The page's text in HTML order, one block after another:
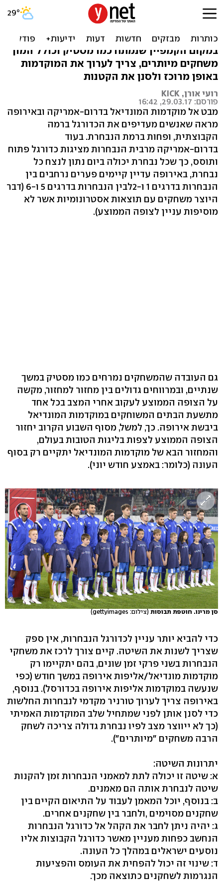
כך אופ"א תהפוך את משחקי
המוקדמות למעניינים
במקום הקמפיין שנמתח כמו מסטיק וכולל המון
משחקים מיותרים, צריך לערוך את המוקדמות
באופן מרוכז ולסנן את הקטנות
רועי אורן, KICK
פורסם: 29.03.17, 16:42
מבט אל מוקדמות המונדיאל בדרום-אמריקה ובאירופה
מראה שאנשים מעדיפים את הכדורגל ברמה
הקבוצתית, ופחות ברמת הנבחרת. בעוד
בדרום-אמריקה מרבית הנבחרות מציגות כדורגל פתוח
ותוסס, כך שכל נבחרת יכולה ביום נתון לנצח כל
נבחרת, באירופה עדיין קיימים פערים נרחבים בין
הנבחרות בדרגים 1 ו-2לבין הנבחרות בדרגים 5 ו-6 (דבר
היוצר משחקים עם תוצאות אסטרונומיות אשר לא
מוסיפות עניין לצופה הממוצע).
גם העובדה שהמשחקים נמרחים כמו מסטיק במשך
שנתיים, ובמרווחים גדולים בין מחזור למחזור, מקשה
על הצופה הממוצע לעקוב אחרי המצב בכל אחד
מתשעת הבתים המשוחקים במוקדמות המונדיאל
ביבשת אירופה. כך, למשל, מסוף השבוע הקרוב יחזור
הצופה הממוצע לצפות בליגות הטובות בעולם,
והמחזור הבא של מוקדמות המונדיאל יתקיים רק בסוף
העונה (כלומר: באמצע חודש יוני).
סן מרינו. חוטפת תבוסות(צילום: gettyimages)
כדי להביא יותר עניין לכדורגל הנבחרות, אין ספק
שצריך לשנות את השיטה. קיים צורך לרכז את משחקי
הנבחרות בשני פרקי זמן שונים, בהם יתקיימו רק
מוקדמות מונדיאל/אליפות אירופה במשך חודש (כפי
שנעשה במוקדמות אליפות אירופה בכדורסל). בנוסף,
באירופה צריך לערוך טורניר מקדמי לנבחרות החלשות
כדי לסנן אותן לפני שמתחיל שלב המוקדמות האמיתי
(כך לא ייווצר מצב לפיו נבחרת גדולה צריכה לשחק
הרבה משחקים "מיותרים").
יתרונות השיטה:
א: שיטה זו יכולה לתת למאמני הנבחרות זמן להקנות
שיטה לנבחרת אותה הם מאמנים.
ב: בנוסף, יוכל המאמן לעבוד על התיאום הקיים בין
שחקנים מסוימים ,ולחבר בין שחקנים אחרים.
ג: יהיה ניתן לחבר את הקהל אל כדורגל הנבחרות
הנחשב כפחות מעניין מאשר כדורגל הקבוצות אליו
נוסעים ישראלים במהלך כל העונה.
ד: שינוי זה יכול להפחית את העומס והפציעות
הנגרמות לשחקנים כתוצאה מכך.